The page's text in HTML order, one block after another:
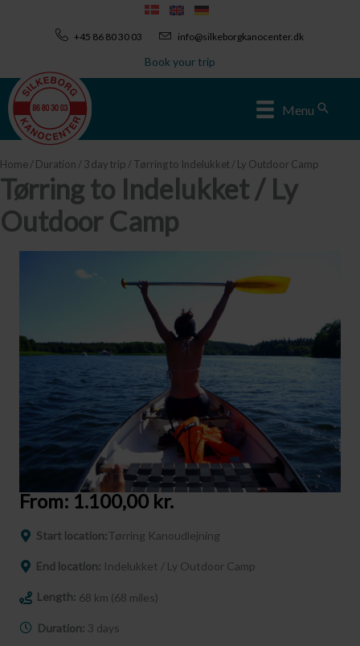
+45 86 80 30 03 info@silkeborgkanocenter.dk
Book your trip
Menu
Home/ Duration / 3 day trip / Tørring to Indelukket / Ly Outdoor Camp
Tørring to Indelukket / Ly
Outdoor Camp
From: 1.100,00 kr.
Start location:Tørring Kanoudlejning
End location: Indelukket / Ly Outdoor Camp
Length: 68 km (68 miles)
Duration: 3 days